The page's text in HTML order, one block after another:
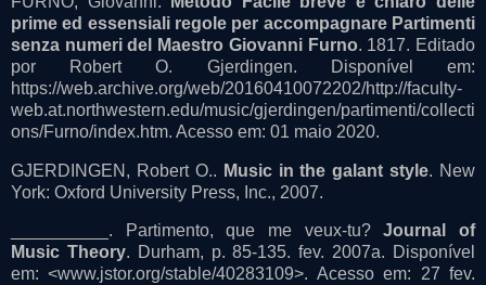
prime ed essensiali regole per accompagnare Partimenti
senza numeri del Maestro Giovanni Furno. 1817. Editado
por Robert O. Gjerdingen. Disponível em:
https://web.archive.org/web/20160410072202/http://faculty-
web.at.northwestern.edu/music/gjerdingen/partimenti/collecti
ons/Furno/index.htm. Acesso em: 01 maio 2020.
GJERDINGEN, Robert O.. Music in the galant style. New
York: Oxford University Press, Inc., 2007.
__________. Partimento, que me veux-tu?Journal of
Music Theory. Durham, p. 85-135. fev. 2007a. Disponível
em: <www.jstor.org/stable/40283109>. Acesso em: 27 fev.